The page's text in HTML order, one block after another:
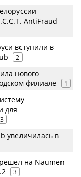
AntiFraud
вступили в
2
нового
филиале
1
для
3
увеличилась в
на Naumen
3